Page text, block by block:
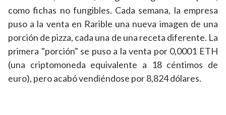
como fichas no fungibles. Cada semana, la empresa
puso a la venta en Rarible una nueva imagen de una
porción de pizza, cada una de una receta diferente. La
primera "porción" se puso a la venta por 0,0001 ETH
(una criptomoneda equivalente a 18 céntimos de
euro), pero acabó vendiéndose por 8,824 dólares.